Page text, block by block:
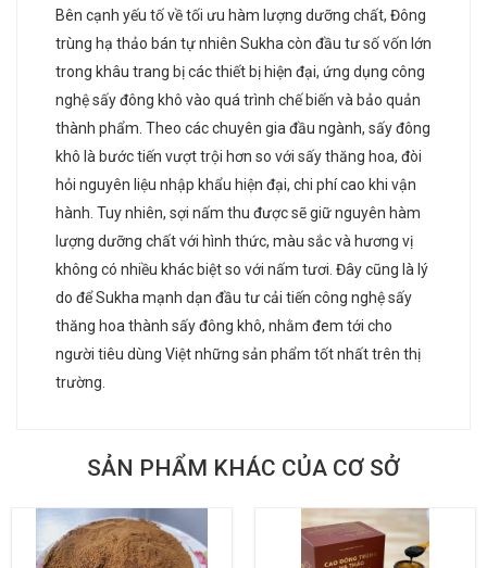
Bên cạnh yếu tố về tối ưu hàm lượng dưỡng chất, Đông
trùng hạ thảo bán tự nhiên Sukha còn đầu tư số vốn lớn
trong khâu trang bị các thiết bị hiện đại, ứng dụng công
nghệ sấy đông khô vào quá trình chế biến và bảo quản
thành phẩm. Theo các chuyên gia đầu ngành, sấy đông
khô là bước tiến vượt trội hơn so với sấy thăng hoa, đòi
hỏi nguyên liệu nhập khẩu hiện đại, chi phí cao khi vận
hành. Tuy nhiên, sợi nấm thu được sẽ giữ nguyên hàm
lượng dưỡng chất với hình thức, màu sắc và hương vị
không có nhiều khác biệt so với nấm tươi. Đây cũng là lý
do để Sukha mạnh dạn đầu tư cải tiến công nghệ sấy
thăng hoa thành sấy đông khô, nhằm đem tới cho
người tiêu dùng Việt những sản phẩm tốt nhất trên thị
trường.
SẢN PHẨM KHÁC CỦA CƠ SỞ